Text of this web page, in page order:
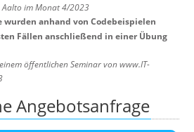
Aalto im Monat 4/2023
wurden anhand von Codebeispielen
Fällen anschließend in einer Übung
öffentlichen Seminar von www.IT-
Angebotsanfrage